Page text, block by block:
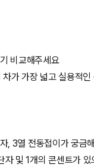
비교해주세요
가 가장 넓고 실용적
, 3열 전동접이가 궁금
자 및 1개의 콘센트가